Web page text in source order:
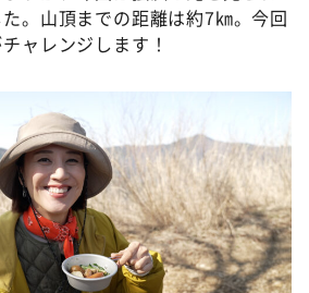
ゃい！
。山頂までの距離は約7㎞。今回
ャレンジします！